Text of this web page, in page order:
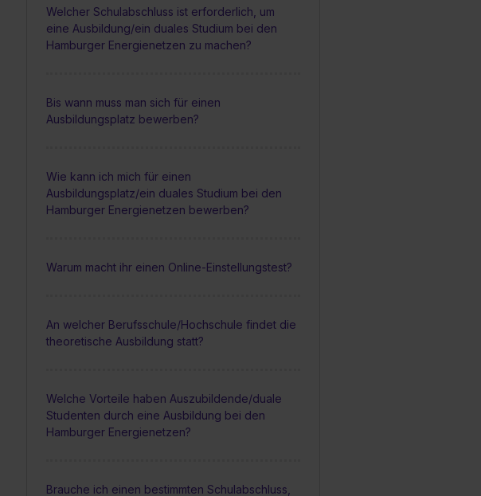
Welcher Schulabschluss ist erforderlich, um
eine Ausbildung/ein duales Studium bei den
Hamburger Energienetzen zu machen?
Bis wann muss man sich für einen
Ausbildungsplatz bewerben?
Wie kann ich mich für einen
Ausbildungsplatz/ein duales Studium bei den
Hamburger Energienetzen bewerben?
Warum macht ihr einen Online-Einstellungstest?
An welcher Berufsschule/Hochschule findet die
theoretische Ausbildung statt?
Welche Vorteile haben Auszubildende/duale
Studenten durch eine Ausbildung bei den
Hamburger Energienetzen?
Brauche ich einen bestimmten Schulabschluss,